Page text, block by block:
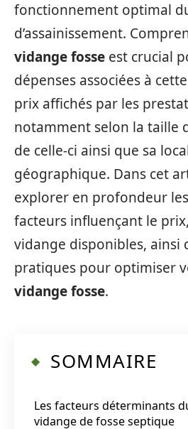
fonctionnement optimal
d’assainissement.
vidange fosse est crucial
dépenses associées à
prix affichés par les
notamment selon la taille
de celle-ci ainsi que sa
géographique. Dans cet
explorer en profondeur
facteurs influençant le
vidange disponibles, ainsi
pratiques pour optimiser
vidange fosse.
SOMMAIRE
Les facteurs déterminants
vidange de fosse septique